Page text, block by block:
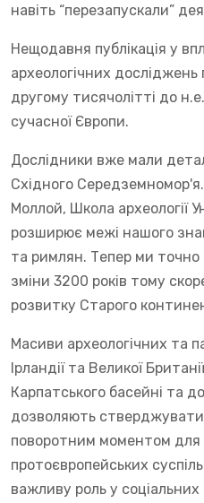
навіть “перезапускали”
Нещодавня публікація у
археологічних
другому тисячолітті до
сучасної Європи.
Дослідники вже мали
Східного
Моллой, Школа археології
розширює межі нашого
та римлян. Тепер ми точно
зміни 3200 років тому
розвитку Старого
Масиви археологічних та
Ірландії та Великої
Карпатського басейні та
дозволяють
поворотним моментом для
протоєвропейських
важливу роль у соціальних